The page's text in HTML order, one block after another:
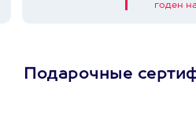
годен
Подарочные